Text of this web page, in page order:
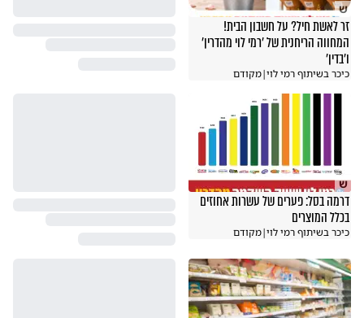
ש
זר לאשת חיל? על חשבון הבית!
המחווה הריחנית של 'רמי לוי מהדרין'
ו'בדין'
כיכר בשיתוף רמי לוי|מקודם
ש
דרמה בסל: פערים של עשרות אחוזים
בכלל המוצרים
כיכר בשיתוף רמי לוי|מקודם